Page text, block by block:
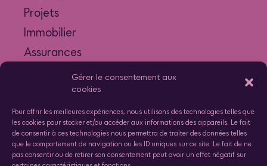
Gérer le consentement aux
cookies
Pour offrir les meilleures expériences, nous utilisons des technologies telles que
les cookies pour stocker et/ou accéder aux informations des appareils. Le fait
de consentir à ces technologies nous permettra de traiter des données telles
que le comportement de navigation ou les ID uniques sur ce site. Le fait de ne
pas consentir ou de retirer son consentement peut avoir un effet négatif sur
Projets
Immobilier
Assurances
Notre équipe
Nous contacter
AUTRES